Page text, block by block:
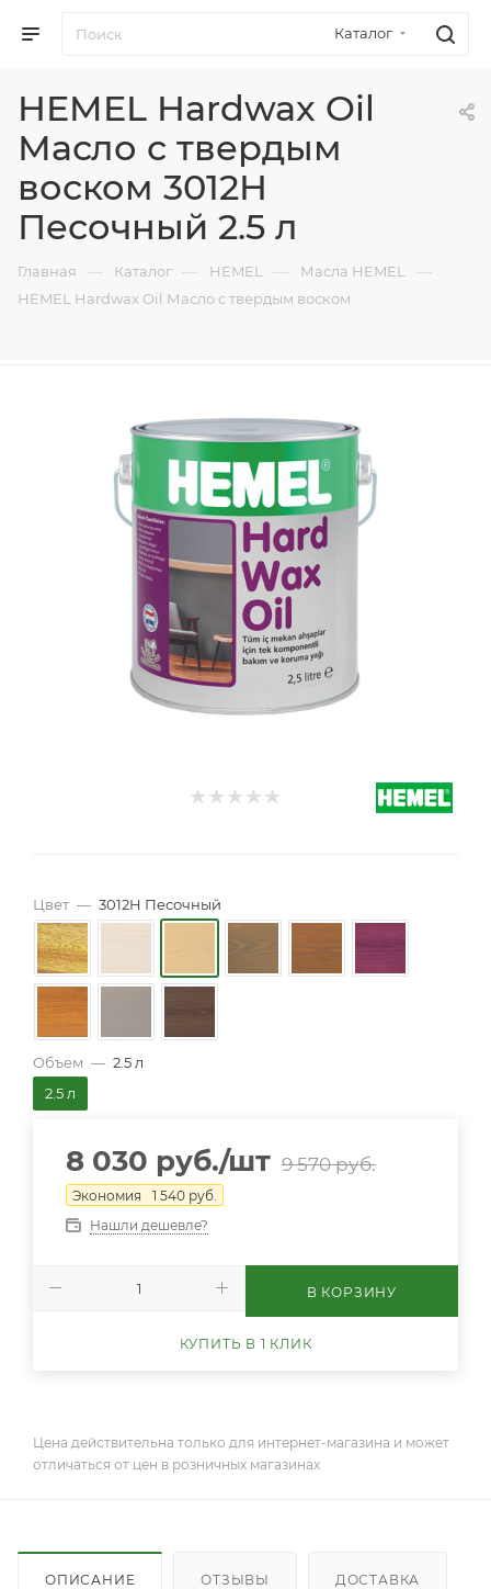
Каталог
HEMEL Hardwax Oil
Масло с твердым
воском 3012H
Песочный 2.5 л
Главная — Каталог — HEMEL — Масла HEMEL —
HEMEL Hardwax Oil Масло с твердым воском
Цвет — 3012H Песочный
Объем — 2.5 л
2.5 л
8 030 руб./шт 9 570руб.
Экономия 1 540 руб.
Нашли дешевле?
В КОРЗИНУ
КУПИТЬ В 1 КЛИК
Цена действительна только для интернет-магазина и может
отличаться от цен в розничных магазинах
ОПИСАНИЕ ОТЗЫВЫ ДОСТАВКА